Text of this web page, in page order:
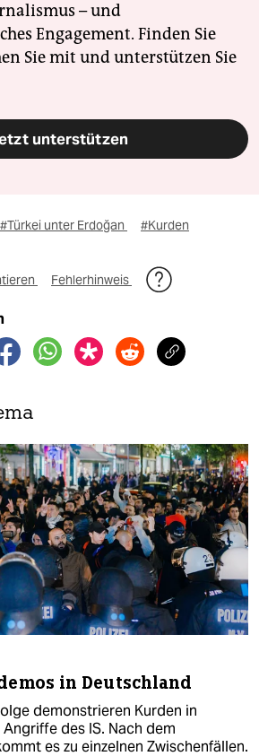
– und
Engagement. Finden Sie
Sie mit und unterstützen Sie
unterstützen
#Türkei unter Erdoğan #Kurden
Fehlerhinweis
in Deutschland
demonstrieren Kurden in
des IS. Nach dem
es zu einzelnen Zwischenfällen.